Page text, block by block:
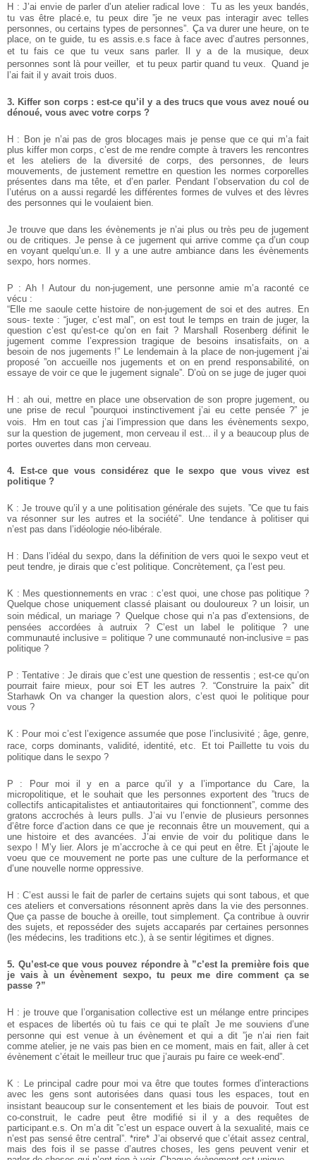
H : J’ai envie de parler d’un atelier radical love : Tu as les yeux bandés,
tu vas être placé.e, tu peux dire ”je ne veux pas interagir avec telles
personnes, ou certains types de personnes”. Ça va durer une heure, on te
place, on te guide, tu es assis.e.s face à face avec d’autres personnes,
et tu fais ce que tu veux sans parler. Il y a de la musique, deux
personnes sont là pour veiller, et tu peux partir quand tu veux. Quand je
l’ai fait il y avait trois duos.
3. Kiffer son corps : est-ce qu’il y a des trucs que vous avez noué ou
dénoué, vous avec votre corps ?
H : Bon je n’ai pas de gros blocages mais je pense que ce qui m’a fait
plus kiffer mon corps, c’est de me rendre compte à travers les rencontres
et les ateliers de la diversité de corps, des personnes, de leurs
mouvements, de justement remettre en question les normes corporelles
présentes dans ma tête, et d’en parler. Pendant l’observation du col de
l’utérus on a aussi regardé les différentes formes de vulves et des lèvres
des personnes qui le voulaient bien.
Je trouve que dans les évènements je n’ai plus ou très peu de jugement
ou de critiques. Je pense à ce jugement qui arrive comme ça d’un coup
en voyant quelqu’un.e. Il y a une autre ambiance dans les évènements
sexpo, hors normes.
P : Ah ! Autour du non-jugement, une personne amie m’a raconté ce
vécu :
“Elle me saoule cette histoire de non-jugement de soi et des autres. En
sous- texte : “juger, c’est mal”, on est tout le temps en train de juger, la
question c’est qu’est-ce qu’on en fait ? Marshall Rosenberg définit le
jugement comme l’expression tragique de besoins insatisfaits, on a
besoin de nos jugements !” Le lendemain à la place de non-jugement j’ai
proposé ”on accueille nos jugements et on en prend responsabilité, on
essaye de voir ce que le jugement signale”. D’où on se juge de juger quoi
H : ah oui, mettre en place une observation de son propre jugement, ou
une prise de recul ”pourquoi instinctivement j’ai eu cette pensée ?” je
vois. Hm en tout cas j’ai l’impression que dans les évènements sexpo,
sur la question de jugement, mon cerveau il est... il y a beaucoup plus de
portes ouvertes dans mon cerveau.
4. Est-ce que vous considérez que le sexpo que vous vivez est
politique ?
K : Je trouve qu’il y a une politisation générale des sujets. ”Ce que tu fais
va résonner sur les autres et la société”. Une tendance à politiser qui
n’est pas dans l’idéologie néo-libérale.
H : Dans l’idéal du sexpo, dans la définition de vers quoi le sexpo veut et
peut tendre, je dirais que c’est politique. Concrètement, ça l’est peu.
K : Mes questionnements en vrac : c’est quoi, une chose pas politique ?
Quelque chose uniquement classé plaisant ou douloureux ? un loisir, un
soin médical, un mariage ? Quelque chose qui n’a pas d’extensions, de
pensées accordées à autruix ? C’est un label le politique ? une
communauté inclusive = politique ?une communauté non-inclusive = pas
politique ?
P : Tentative : Je dirais que c’est une question de ressentis ; est-ce qu’on
pourrait faire mieux, pour soi ET les autres ?. “Construire la paix” dit
StarhawkOn va changer la question alors, c’est quoi le politique pour
vous ?
K : Pour moi c’est l’exigence assumée que pose l’inclusivité ; âge, genre,
race, corps dominants, validité, identité, etc. Et toi Paillette tu vois du
politique dans le sexpo ?
P : Pour moi il y en a parce qu’il y a l’importance du Care, la
micropolitique, et le souhait que les personnes exportent des ”trucs de
collectifs anticapitalistes et antiautoritaires qui fonctionnent”, comme des
gratons accrochés à leurs pulls. J’ai vu l’envie de plusieurs personnes
d’être force d’action dans ce que je reconnais être un mouvement, qui a
une histoire et des avancées. J’ai envie de voir du politique dans le
sexpo ! M’y lier. Alors je m’accroche à ce qui peut en être. Et j’ajoute le
voeu que ce mouvement ne porte pas une culture de la performance et
d’une nouvelle norme oppressive.
H : C’est aussi le fait de parler de certains sujets qui sont tabous, et que
ces ateliers et conversations résonnent après dans la vie des personnes.
Que ça passe de bouche à oreille, tout simplement. Ça contribue à ouvrir
des sujets, et reposséder des sujets accaparés par certaines personnes
(les médecins, les traditions etc.), à se sentir légitimes et dignes.
5. Qu’est-ce que vous pouvez répondre à ”c’est la première fois que
je vais à un évènement sexpo, tu peux me dire comment ça se
passe ?”
H : je trouve que l’organisation collective est un mélange entre principes
et espaces de libertés où tu fais ce qui te plaît Je me souviens d’une
personne qui est venue à un évènement et qui a dit ”je n’ai rien fait
comme atelier, je ne vais pas bien en ce moment, mais en fait, aller à cet
évènement c’était le meilleur truc que j’aurais pu faire ce week-end”.
K : Le principal cadre pour moi va être que toutes formes d’interactions
avec les gens sont autorisées dans quasi tous les espaces, tout en
insistant beaucoup sur le consentement et les biais de pouvoir. Tout est
co-construit, le cadre peut être modifié si il y a des requêtes de
participant.e.s.On m’a dit ”c’est un espace ouvert à la sexualité, mais ce
n’est pas sensé être central”. *rire* J’ai observé que c’était assez central,
mais des fois il se passe d’autres choses, les gens peuvent venir et